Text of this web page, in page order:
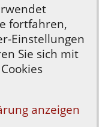
fortfahren,
Einstellungen
Sie sich mit
anzeigen
Sitebuilding
© 2001-2026.
Gesellschaft, Wien. |
.